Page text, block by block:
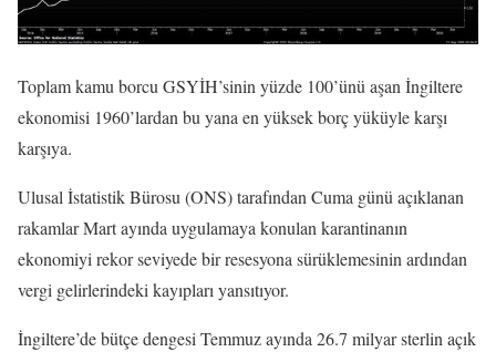
Toplam kamu borcu GSYİH’sinin yüzde 100’ünü aşan İngiltere
ekonomisi 1960’lardan bu yana en yüksek borç yüküyle karşı
karşıya.
Ulusal İstatistik Bürosu (ONS) tarafından Cuma günü açıklanan
rakamlar Mart ayında uygulamaya konulan karantinanın
ekonomiyi rekor seviyede bir resesyona sürüklemesinin ardından
vergi gelirlerindeki kayıpları yansıtıyor.
İngiltere’de bütçe dengesi Temmuz ayında 26.7 milyar sterlin açık